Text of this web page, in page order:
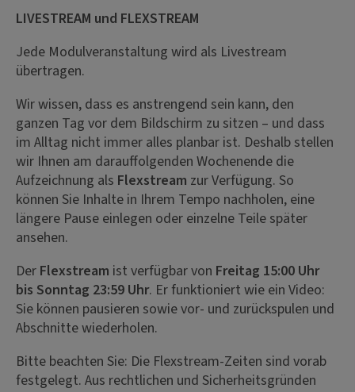
LIVESTREAM und FLEXSTREAM
Jede Modulveranstaltung wird als Livestream
übertragen.
Wir wissen, dass es anstrengend sein kann, den
ganzen Tag vor dem Bildschirm zu sitzen – und dass
im Alltag nicht immer alles planbar ist. Deshalb stellen
wir Ihnen am darauffolgenden Wochenende die
Aufzeichnung als Flexstream zur Verfügung. So
können Sie Inhalte in Ihrem Tempo nachholen, eine
längere Pause einlegen oder einzelne Teile später
ansehen.
Der Flexstream ist verfügbar von Freitag 15:00 Uhr
bis Sonntag 23:59 Uhr. Er funktioniert wie ein Video:
Sie können pausieren sowie vor- und zurückspulen und
Abschnitte wiederholen.
Bitte beachten Sie: Die Flexstream-Zeiten sind vorab
festgelegt. Aus rechtlichen und Sicherheitsgründen